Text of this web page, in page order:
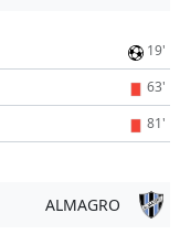
19'
63'
81'
ALMAGRO